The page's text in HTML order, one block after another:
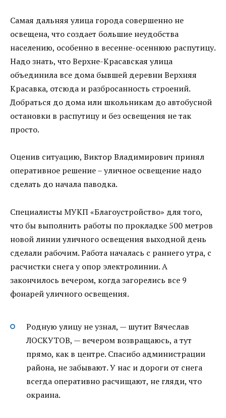
Самая дальняя улица города совершенно не
освещена, что создает большие неудобства
населению, особенно в весенне-осеннюю распутицу.
Надо знать, что Верхне-Красавская улица
объединила все дома бывшей деревни Верхняя
Красавка, отсюда и разбросанность строений.
Добраться до дома или школьникам до автобусной
остановки в распутицу и без освещения не так
просто.
Оценив ситуацию, Виктор Владимирович принял
оперативное решение – уличное освещение надо
сделать до начала паводка.
Специалисты МУКП «Благоустройство» для того,
что бы выполнить работы по прокладке 500 метров
новой линии уличного освещения выходной день
сделали рабочим. Работа началась с раннего утра, с
расчистки снега у опор электролинии. А
закончилось вечером, когда загорелись все 9
фонарей уличного освещения.
Родную улицу не узнал, — шутит Вячеслав
ЛОСКУТОВ, — вечером возвращаюсь, а тут
прямо, как в центре. Спасибо администрации
района, не забывают. У нас и дороги от снега
всегда оперативно расчищают, не гляди, что
окраина.